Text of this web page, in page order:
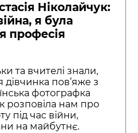
Ніколайчук:
я була
професія
та вчителі знали,
пов’яже з
фотографка
розповіла нам про
під час війни,
на майбутнє.